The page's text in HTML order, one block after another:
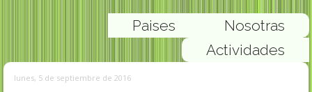
Nosotras
Paises
Actividades
lunes, 5 de septiembre de 2016